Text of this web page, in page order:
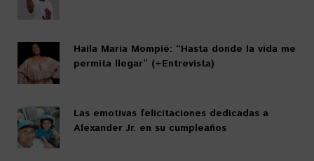
Haila María Mompié: “Hasta donde la vida me
permita llegar” (+Entrevista)
Las emotivas felicitaciones dedicadas a
Alexander Jr. en su cumpleaños